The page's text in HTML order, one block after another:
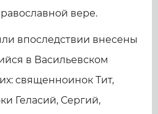
вере.
впоследствии внесены
в Васильевском
священноинок Тит,
Геласий, Сергий,